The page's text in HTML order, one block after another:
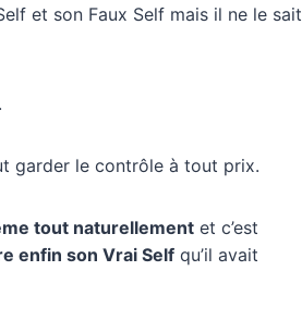
et son Faux Self mais il ne le sait
garder le contrôle à tout prix.
tout naturellement et c’est
enfin son Vrai Self qu’il avait